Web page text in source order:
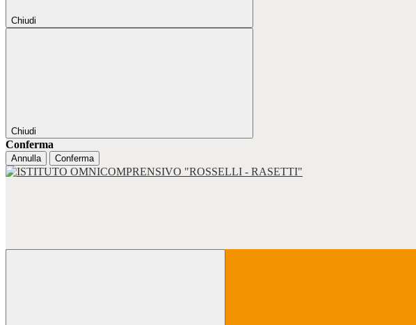
Chiudi
Chiudi
Conferma
Annulla Conferma